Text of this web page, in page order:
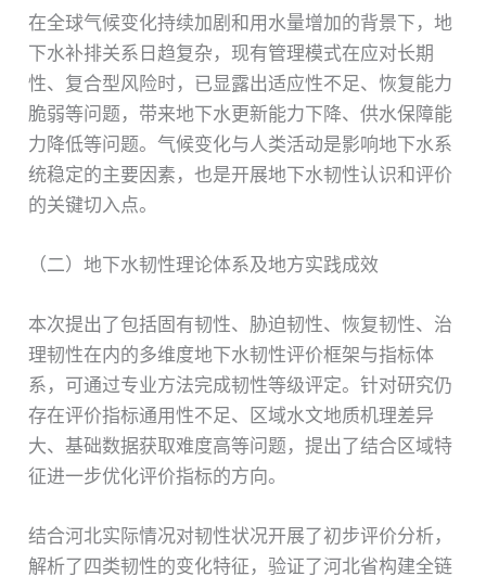
在全球气候变化持续加剧和用水量增加的背景下，地
下水补排关系日趋复杂，现有管理模式在应对长期
性、复合型风险时，已显露出适应性不足、恢复能力
脆弱等问题，带来地下水更新能力下降、供水保障能
力降低等问题。气候变化与人类活动是影响地下水系
统稳定的主要因素，也是开展地下水韧性认识和评价
的关键切入点。
（二）地下水韧性理论体系及地方实践成效
本次提出了包括固有韧性、胁迫韧性、恢复韧性、治
理韧性在内的多维度地下水韧性评价框架与指标体
系，可通过专业方法完成韧性等级评定。针对研究仍
存在评价指标通用性不足、区域水文地质机理差异
大、基础数据获取难度高等问题，提出了结合区域特
征进一步优化评价指标的方向。
结合河北实际情况对韧性状况开展了初步评价分析，
解析了四类韧性的变化特征，验证了河北省构建全链